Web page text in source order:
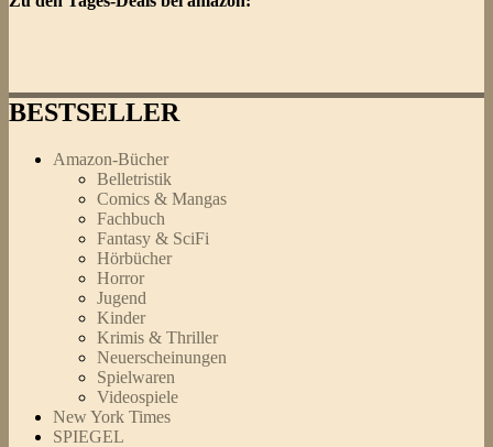
BESTSELLER
Amazon-Bücher
Belletristik
Comics & Mangas
Fachbuch
Fantasy & SciFi
Hörbücher
Horror
Jugend
Kinder
Krimis & Thriller
Neuerscheinungen
Spielwaren
Videospiele
New York Times
SPIEGEL